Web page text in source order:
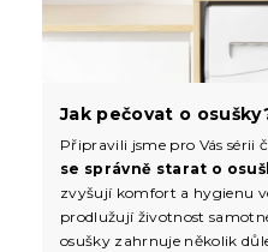
Jak pečovat o
Připravili jsme pro Vás sérii
se správně starat o
zvyšují komfort a hygienu
prodlužují životnost
osušky zahrnuje několik